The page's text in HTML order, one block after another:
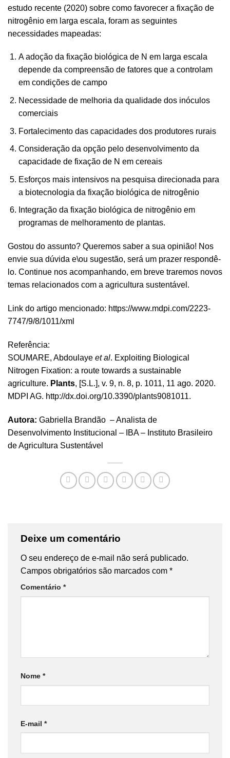
estudo recente (2020) sobre como favorecer a fixação de
nitrogênio em larga escala, foram as seguintes
necessidades mapeadas:
A adoção da fixação biológica de N em larga escala
depende da compreensão de fatores que a controlam
em condições de campo
Necessidade de melhoria da qualidade dos inóculos
comerciais
Fortalecimento das capacidades dos produtores rurais
Consideração da opção pelo desenvolvimento da
capacidade de fixação de N em cereais
Esforços mais intensivos na pesquisa direcionada para
a biotecnologia da fixação biológica de nitrogênio
Integração da fixação biológica de nitrogênio em
programas de melhoramento de plantas.
Gostou do assunto? Queremos saber a sua opinião! Nos
envie sua dúvida e\ou sugestão, será um prazer respondê-
lo. Continue nos acompanhando, em breve traremos novos
temas relacionados com a agricultura sustentável.
Link do artigo mencionado: https://www.mdpi.com/2223-
7747/9/8/1011/xml
Referência:
SOUMARE, Abdoulaye et al. Exploiting Biological
Nitrogen Fixation: a route towards a sustainable
agriculture. Plants, [S.L.], v. 9, n. 8, p. 1011, 11 ago. 2020.
MDPI AG. http://dx.doi.org/10.3390/plants9081011.
Autora: Gabriella Brandão – Analista de
Desenvolvimento Institucional – IBA – Instituto Brasileiro
de Agricultura Sustentável
Deixe um comentário
O seu endereço de e-mail não será publicado.
Campos obrigatórios são marcados com *
Comentário *
Nome *
E-mail *